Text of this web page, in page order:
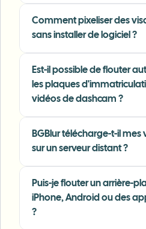
"I've used many blur
face and plate blur here
Lisa Thompson
Freelance Video Editor
"We rely on the motion-
anonymization for on-
It's fast, consistent, and
time."
Comment pixeliser des
sans installer de logiciel ?
Est-il possible de flouter
les plaques
vidéos de dashcam ?
BGBlur télécharge-t-il mes
sur un serveur distant ?
Puis-je flouter un arrière-
iPhone, Android ou des
?